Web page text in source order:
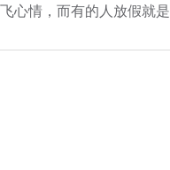
心情，而有的人放假就是